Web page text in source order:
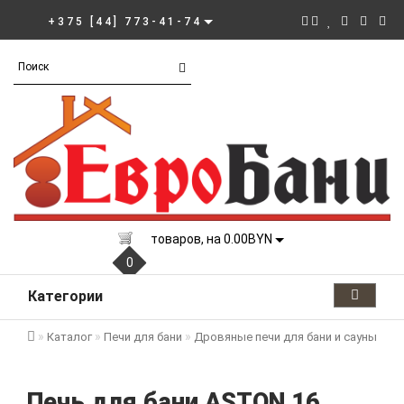
+375 [44] 773-41-74
0
товаров, на 0.00BYN
Категории
Каталог Печи для бани Дровяные печи для бани и сауны